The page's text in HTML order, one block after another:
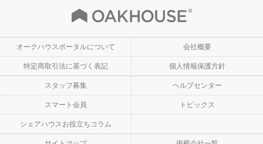
オークハウスポータルについて 会社概要
特定商取引法に基づく表記 個人情報保護方針
スタッフ募集 ヘルプセンター
スマート会員 トピックス
シェアハウスお役立ちコラム